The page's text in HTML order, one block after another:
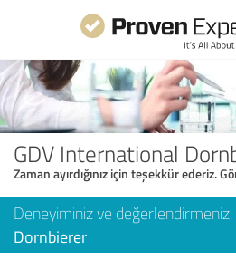
GDV International
Zaman ayırdığınız için teşekkür ederiz.
Deneyiminiz ve değerlendirmeniz:
Dornbierer